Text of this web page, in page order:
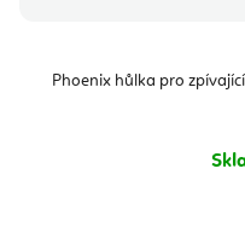
Phoenix hůlka pro